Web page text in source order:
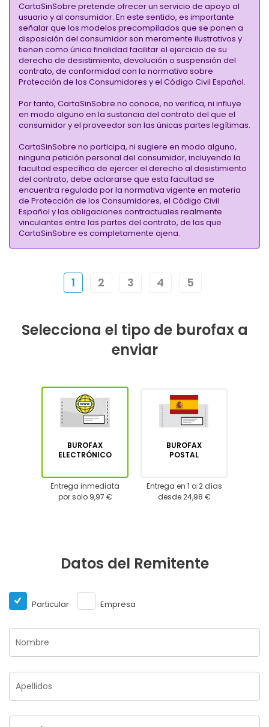
CartaSinSobre pretende ofrecer un servicio de apoyo al
usuario y al consumidor. En este sentido, es importante
señalar que los modelos precompilados que se ponen a
disposición del consumidor son meramente ilustrativos y
tienen como única finalidad facilitar el ejercicio de su
derecho de desistimiento, devolución o suspensión del
contrato, de conformidad con la normativa sobre
Protección de los Consumidores y el Código Civil Español.
Por tanto, CartaSinSobre no conoce, no verifica, ni influye
en modo alguno en la sustancia del contrato del que el
consumidor y el proveedor son las únicas partes legítimas.
CartaSinSobre no participa, ni sugiere en modo alguno,
ninguna petición personal del consumidor, incluyendo la
facultad específica de ejercer el derecho al desistimiento
del contrato, debe aclararse que esta facultad se
encuentra regulada por la normativa vigente en materia
de Protección de los Consumidores, el Código Civil
Español y las obligaciones contractuales realmente
vinculantes entre las partes del contrato, de las que
CartaSinSobre es completamente ajena.
1 2 3 4 5
Selecciona el tipo de burofax a
enviar
BUROFAX
ELECTRÓNICO
Entrega inmediata
por solo 9,97 €
BUROFAX
POSTAL
Entrega en 1 a 2 días
desde 24,98 €
Datos del Remitente
Particular Empresa